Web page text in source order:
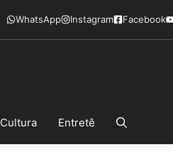
WhatsApp Instagram Facebook
Cultura Entretê